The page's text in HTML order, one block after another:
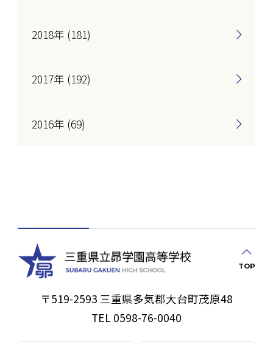
2018年 (181)
2017年 (192)
2016年 (69)
TOP
〒519-2593 三重県多気郡大台町茂原48
TEL 0598-76-0040